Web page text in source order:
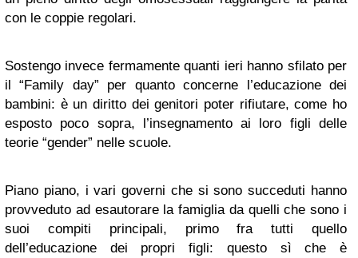
con le coppie regolari.
Sostengo invece fermamente quanti ieri hanno sfilato per
il “Family day” per quanto concerne l’educazione dei
bambini: è un diritto dei genitori poter rifiutare, come ho
esposto poco sopra, l’insegnamento ai loro figli delle
teorie “gender” nelle scuole.
Piano piano, i vari governi che si sono succeduti hanno
provveduto ad esautorare la famiglia da quelli che sono i
suoi compiti principali, primo fra tutti quello
dell’educazione dei propri figli: questo sì che è